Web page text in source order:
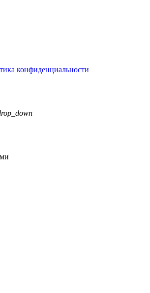
конфиденциальности